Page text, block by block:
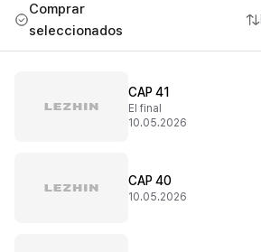
Comprar
seleccionados
CAP 41
El final
10.05.2026
CAP 40
10.05.2026